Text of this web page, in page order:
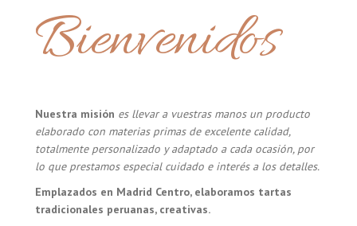
Bienvenidos
Nuestra misión es llevar a vuestras manos un producto
elaborado con materias primas de excelente calidad,
totalmente personalizado y adaptado a cada ocasión, por
lo que prestamos especial cuidado e interés a los detalles.
Emplazados en Madrid Centro, elaboramos tartas
tradicionales peruanas, creativas.